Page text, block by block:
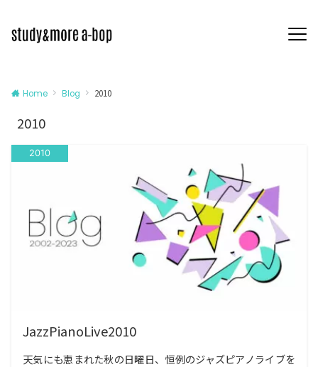
Home Blog 2010
2010
2010
JazzPianoLive2010
天気にも恵まれた秋の日曜日、恒例のジャズピアノライブを